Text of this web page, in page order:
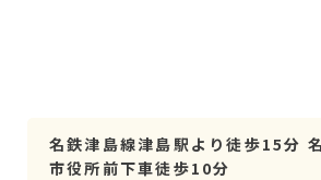
名鉄津島線津島駅より徒歩15分
市役所前下車徒歩10分